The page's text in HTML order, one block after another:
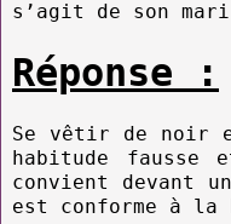
s’agit de son
Réponse :
Se vêtir de noir
habitude fausse
convient devant
est conforme à la